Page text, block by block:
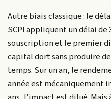
Autre biais classique : le
SCPI appliquent un délai de
souscription et le premier
capital dort sans produire
temps. Sur un an, le
année est mécaniquement